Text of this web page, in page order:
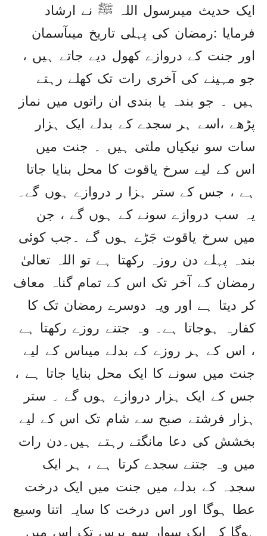
ایک حدیث میںرسول اللہ ﷺ نے ارشاد
فرمایا :رمضان کی پہلی تاریخ میںآسمان
اور جنت کے دروازے کھول دیے جاتے ہیں ،
جو مہینے کی آخری رات تک کھلے رہتے
ہیں ۔ جو بندہ یا بندی ان راتوں میں نماز
پڑھے ،اسے ہر سجدے کے بدلے ایک ہزار
سات سو نیکیاں ملتی ہیں ۔ جنت میں
اس کے لیے سرخ یاقوت کا محل بنایا جاتا
ہے ، جس کے ستر ہزا ر دروازے ہوں گے۔
یہ سب دروازے سونے کے ہوں گے ، جن
میں سرخ یاقوت جَڑے ہوں گے ۔جب کوئی
بندہ پہلے دن روزہ رکھتا ہے تو اللہ تعالیٰ
رمضان کے آخر تک اس کے تمام گناہ معاف
کر دیتا ہے اور ویہ دوسرے رمضان تک کا
کفارہ ہوجاتا ہے۔ وہ جتنے روزے رکھتا ہے
، اس کے ہر روزے کے بدلے میںاس کے لیے
جنت میں سونے کا ایک محل بنایا جاتا ہے ،
جس کے ایک ہزار دروازے ہوں گے ۔ ستر
ہزار فرشتے صبح سے شام تک اس کے لیے
بخشش کی دعا مانگتے رہتے ہیں۔دن رات
میں وہ جتنے سجدے کرتا ہے ، ہر ایک
سجدہ کے بدلے میں جنت میں ایک درخت
عطا ہوگا اور اس درخت کا سایہ اتنا وسیع
ہوگا کہ ایک سوار سو برس تک اس میں